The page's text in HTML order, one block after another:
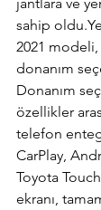
sahip
2021 modeli,
donanım
Donanım
özellikler
telefon
CarPlay,
Toyota
ekranı,